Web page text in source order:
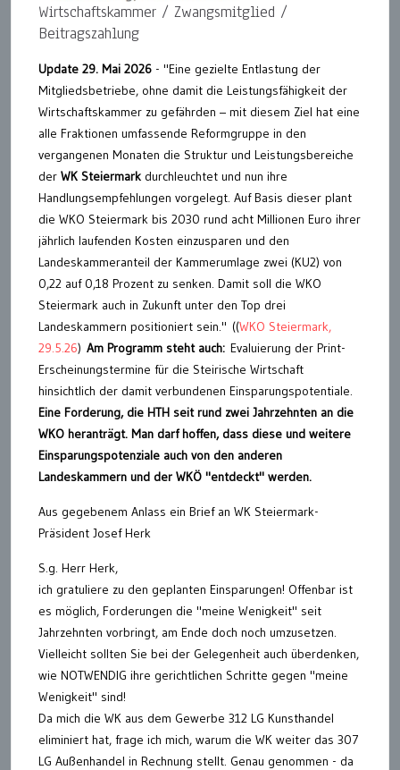
Wirtschaftskammer / Zwangsmitglied /
Beitragszahlung
Update 29. Mai 2026 - "Eine gezielte Entlastung der
Mitgliedsbetriebe, ohne damit die Leistungsfähigkeit der
Wirtschaftskammer zu gefährden – mit diesem Ziel hat eine
alle Fraktionen umfassende Reformgruppe in den
vergangenen Monaten die Struktur und Leistungsbereiche
der WK Steiermark durchleuchtet und nun ihre
Handlungsempfehlungen vorgelegt. Auf Basis dieser plant
die WKO Steiermark bis 2030 rund acht Millionen Euro ihrer
jährlich laufenden Kosten einzusparen und den
Landeskammeranteil der Kammerumlage zwei (KU2) von
0,22 auf 0,18 Prozent zu senken. Damit soll die WKO
Steiermark auch in Zukunft unter den Top drei
Landeskammern positioniert sein." ((WKO Steiermark,
29.5.26) Am Programm steht auch: Evaluierung der Print-
Erscheinungstermine für die Steirische Wirtschaft
hinsichtlich der damit verbundenen Einsparungspotentiale.
Eine Forderung, die HTH seit rund zwei Jahrzehnten an die
WKO heranträgt. Man darf hoffen, dass diese und weitere
Einsparungspotenziale auch von den anderen
Landeskammern und der WKÖ "entdeckt" werden.
Aus gegebenem Anlass ein Brief an WK Steiermark-
Präsident Josef Herk
S.g. Herr Herk,
ich gratuliere zu den geplanten Einsparungen! Offenbar ist
es möglich, Forderungen die "meine Wenigkeit" seit
Jahrzehnten vorbringt, am Ende doch noch umzusetzen.
Vielleicht sollten Sie bei der Gelegenheit auch überdenken,
wie NOTWENDIG ihre gerichtlichen Schritte gegen "meine
Wenigkeit" sind!
Da mich die WK aus dem Gewerbe 312 LG Kunsthandel
eliminiert hat, frage ich mich, warum die WK weiter das 307
LG Außenhandel in Rechnung stellt. Genau genommen - da